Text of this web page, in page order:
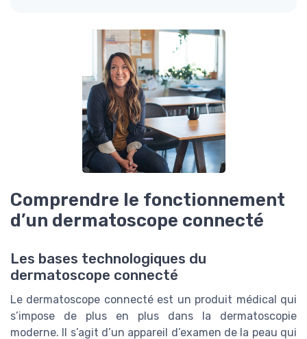
Comprendre le fonctionnement
d’un dermatoscope connecté
Les bases technologiques du
dermatoscope connecté
Le dermatoscope connecté est un produit médical qui
s’impose de plus en plus dans la dermatoscopie
moderne. Il s’agit d’un appareil d’examen de la peau qui